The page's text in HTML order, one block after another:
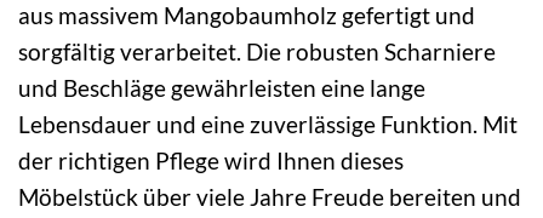
aus massivem Mangobaumholz gefertigt und
sorgfältig verarbeitet. Die robusten Scharniere
und Beschläge gewährleisten eine lange
Lebensdauer und eine zuverlässige Funktion. Mit
der richtigen Pflege wird Ihnen dieses
Möbelstück über viele Jahre Freude bereiten und